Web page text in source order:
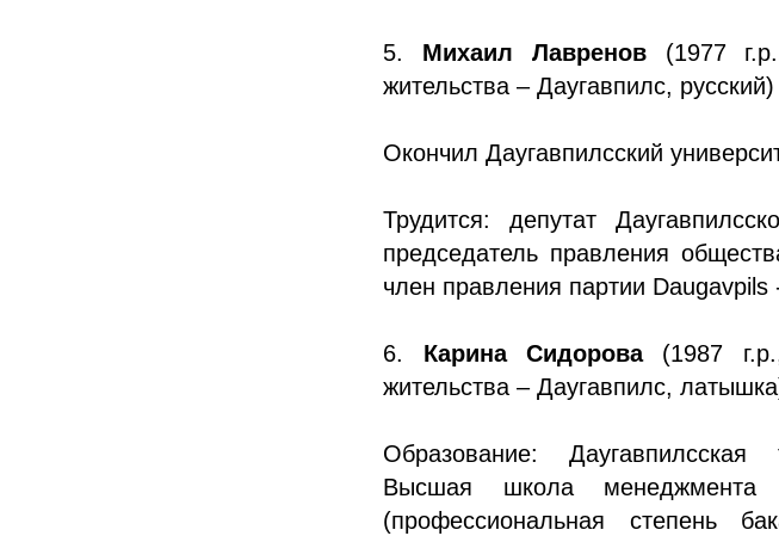
5. Михаил Лавренов(1977
жительства – Даугавпилс, русский)
Окончил Даугавпилсский
Трудится: депутат
председатель правления
член правления партии Daugavpils
6. Карина Сидорова(1987
жительства – Даугавпилс,
Образование:
Высшая школа менеджмента
(профессиональная степень